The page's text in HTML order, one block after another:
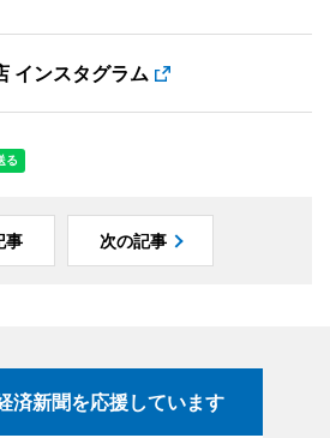
インスタグラム
事 次の記事
済新聞を応援しています